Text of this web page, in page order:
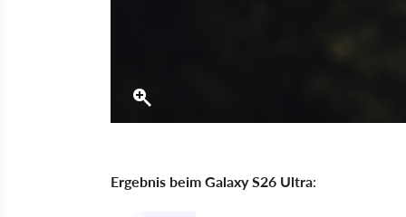
Ergebnis beim Galaxy S26 Ultra: